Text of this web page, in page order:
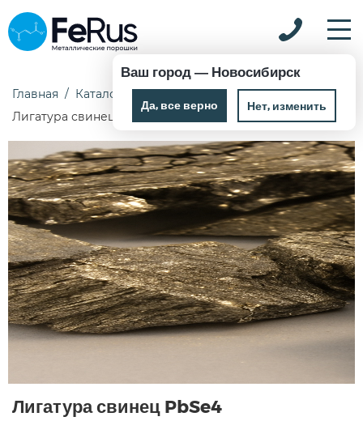
Ваш город — Новосибирск
Да, все верно Нет, изменить
Главная Каталог Лигатура
Лигатура свинец
Лигатура свинец PbSe4
Лигатура свинец PbSe4